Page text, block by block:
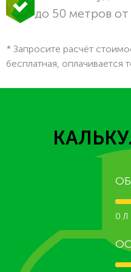
до 50 метров от
* Запросите расчёт
бесплатная, оплачивается
0 Л